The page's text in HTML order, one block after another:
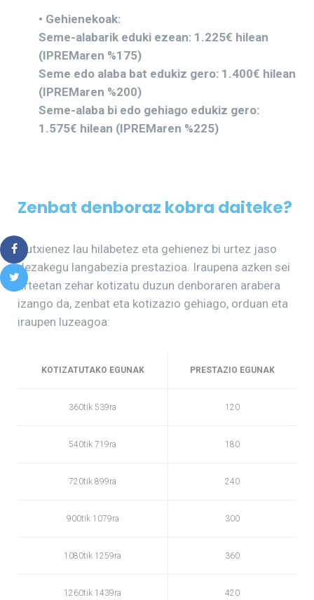
• Gehienekoak:
Seme-alabarik eduki ezean: 1.225€ hilean
(IPREMaren %175)
Seme edo alaba bat edukiz gero: 1.400€ hilean
(IPREMaren %200)
Seme-alaba bi edo gehiago edukiz gero:
1.575€ hilean (IPREMaren %225)
Zenbat denboraz kobra daiteke?
Gutxienez lau hilabetez eta gehienez bi urtez jaso
dezakegu langabezia prestazioa. Iraupena azken sei
urteetan zehar kotizatu duzun denboraren arabera
izango da, zenbat eta kotizazio gehiago, orduan eta
iraupen luzeagoa:
KOTIZATUTAKO EGUNAK PRESTAZIO EGUNAK
360tik 539ra 120
540tik 719ra 180
720tik 899ra 240
900tik 1079ra 300
1080tik 1259ra 360
1260tik 1439ra 420